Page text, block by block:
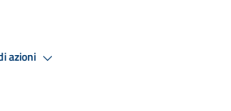
azioni